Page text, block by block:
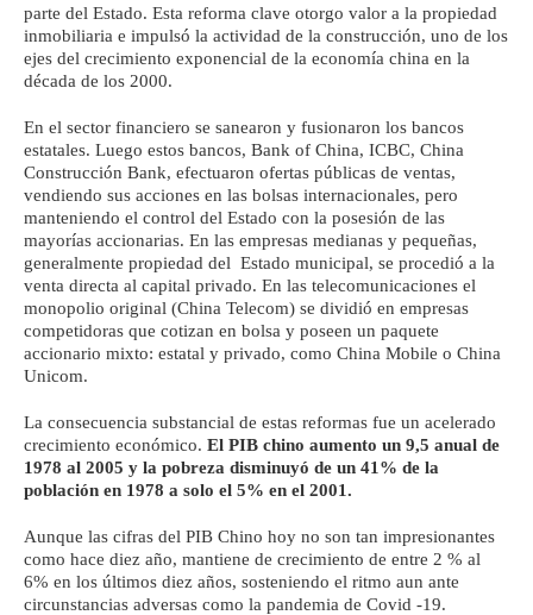
parte del Estado. Esta reforma clave otorgo valor a la propiedad
inmobiliaria e impulsó la actividad de la construcción, uno de los
ejes del crecimiento exponencial de la economía china en la
década de los 2000.
En el sector financiero se sanearon y fusionaron los bancos
estatales. Luego estos bancos, Bank of China, ICBC, China
Construcción Bank, efectuaron ofertas públicas de ventas,
vendiendo sus acciones en las bolsas internacionales, pero
manteniendo el control del Estado con la posesión de las
mayorías accionarias. En las empresas medianas y pequeñas,
generalmente propiedad del Estado municipal, se procedió a la
venta directa al capital privado. En las telecomunicaciones el
monopolio original (China Telecom) se dividió en empresas
competidoras que cotizan en bolsa y poseen un paquete
accionario mixto: estatal y privado, como China Mobile o China
Unicom.
La consecuencia substancial de estas reformas fue un acelerado
crecimiento económico. El PIB chino aumento un 9,5 anual de
1978 al 2005 y la pobreza disminuyó de un 41% de la
población en 1978 a solo el 5% en el 2001.
Aunque las cifras del PIB Chino hoy no son tan impresionantes
como hace diez año, mantiene de crecimiento de entre 2 % al
6% en los últimos diez años, sosteniendo el ritmo aun ante
circunstancias adversas como la pandemia de Covid -19.